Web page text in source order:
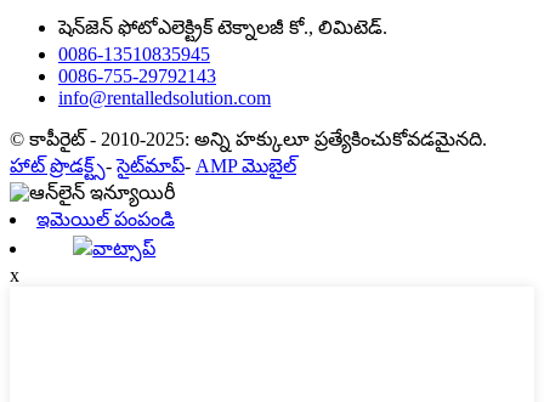
షెన్‌జెన్ ఫోటోఎలెక్ట్రిక్ టెక్నాలజీ కో., లిమిటెడ్.
0086-13510835945
0086-755-29792143
info@rentalledsolution.com
© కాపీరైట్ - 2010-2025: అన్ని హక్కులూ ప్రత్యేకించుకోవడమైనది.
హాట్ ప్రొడక్ట్స్-సైట్‌మాప్- AMP మొబైల్
ఇమెయిల్ పంపండి
వాట్సాప్
x